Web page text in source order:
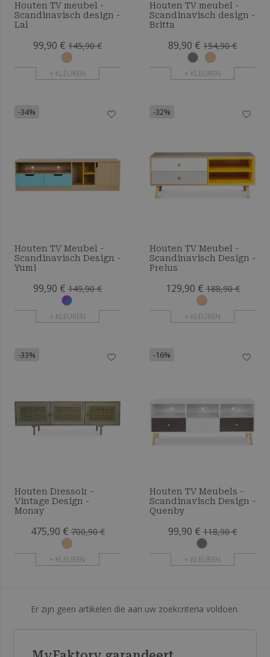
Houten TV meubel -
Scandinavisch design -
Lal
99,90 € 145,90 €
+ KLEUREN
Houten TV meubel -
Scandinavisch design -
Britta
89,90 € 154,90 €
+ KLEUREN
-34%
Houten TV Meubel -
Scandinavisch Design -
Yumi
99,90 € 149,90 €
+ KLEUREN
-32%
Houten TV Meubel -
Scandinavisch Design -
Preius
129,90 € 188,90 €
+ KLEUREN
-33%
Houten Dressoir -
Vintage Design -
Monay
475,90 € 700,90 €
+ KLEUREN
-16%
Houten TV Meubels -
Scandinavisch Design -
Quenby
99,90 € 118,90 €
+ KLEUREN
Er zijn geen artikelen die aan uw zoekcriteria voldoen.